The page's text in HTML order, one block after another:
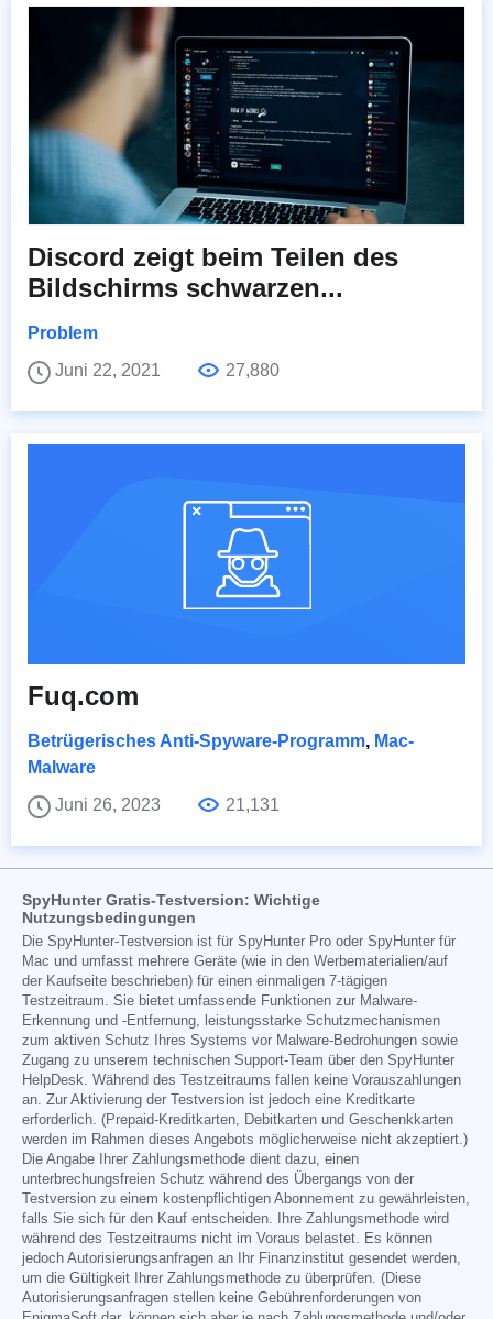
Discord zeigt beim Teilen des
Bildschirms schwarzen...
Problem
Juni 22, 2021
27,880
Fuq.com
Betrügerisches Anti-Spyware-Programm, Mac-
Malware
Juni 26, 2023
21,131
SpyHunter Gratis-Testversion: Wichtige
Nutzungsbedingungen
Die SpyHunter-Testversion ist für SpyHunter Pro oder SpyHunter für
Mac und umfasst mehrere Geräte (wie in den Werbematerialien/auf
der Kaufseite beschrieben) für einen einmaligen 7-tägigen
Testzeitraum. Sie bietet umfassende Funktionen zur Malware-
Erkennung und -Entfernung, leistungsstarke Schutzmechanismen
zum aktiven Schutz Ihres Systems vor Malware-Bedrohungen sowie
Zugang zu unserem technischen Support-Team über den SpyHunter
HelpDesk. Während des Testzeitraums fallen keine Vorauszahlungen
an. Zur Aktivierung der Testversion ist jedoch eine Kreditkarte
erforderlich. (Prepaid-Kreditkarten, Debitkarten und Geschenkkarten
werden im Rahmen dieses Angebots möglicherweise nicht akzeptiert.)
Die Angabe Ihrer Zahlungsmethode dient dazu, einen
unterbrechungsfreien Schutz während des Übergangs von der
Testversion zu einem kostenpflichtigen Abonnement zu gewährleisten,
falls Sie sich für den Kauf entscheiden. Ihre Zahlungsmethode wird
während des Testzeitraums nicht im Voraus belastet. Es können
jedoch Autorisierungsanfragen an Ihr Finanzinstitut gesendet werden,
um die Gültigkeit Ihrer Zahlungsmethode zu überprüfen. (Diese
Autorisierungsanfragen stellen keine Gebührenforderungen von